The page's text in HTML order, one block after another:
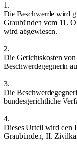
1.
Die Beschwerde wird
Graubünden vom 11.
wird abgewiesen.
2.
Die Gerichtskosten
Beschwerdegegnerin
3.
Die
bundesgerichtliche
4.
Dieses Urteil wird den
Graubünden, II.